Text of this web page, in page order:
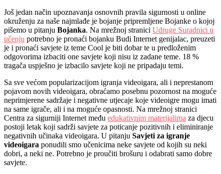
Još jedan način upoznavanja osnovnih pravila sigurnosti u online
okruženju za naše najmlađe je bojanje pripremljene Bojanke o kojoj
pišemo u pitanju Bojanka. Na mrežnoj stranici Udruge Suradnici u
učenju potrebno je pronaći bojanku Budi Internet genijalac, preuzeti
je i pronaći savjete iz teme Cool je biti dobar te u predloženim
odgovorima izbaciti one savjete koji nisu iz zadane teme. 18 %
tragača uspješno je izbacilo savjete koji ne pripadaju temi.
Sa sve većom popularizacijom igranja videoigara, ali i neprestanom
pojavom novih videoigara, obraćamo posebnu pozornost na moguće
neprimjerene sadržaje i negativne utjecaje koje videoigre mogu imati
na same igrače, ali i na moguće opasnosti. Na mrežnoj stranici
Centra za sigurniji Internet među edukativnim materijalima za djecu
postoji letak koji sadrži savjete za poticanje pozitivnih i eliminiranje
negativnih učinaka videoigara. U pitanju Savjeti za igranje
videoigara ponudili smo učenicima neke savjete od kojih su neki
dobri, a neki ne. Potrebno je proučiti brošuru i odabrati samo dobre
savjete.